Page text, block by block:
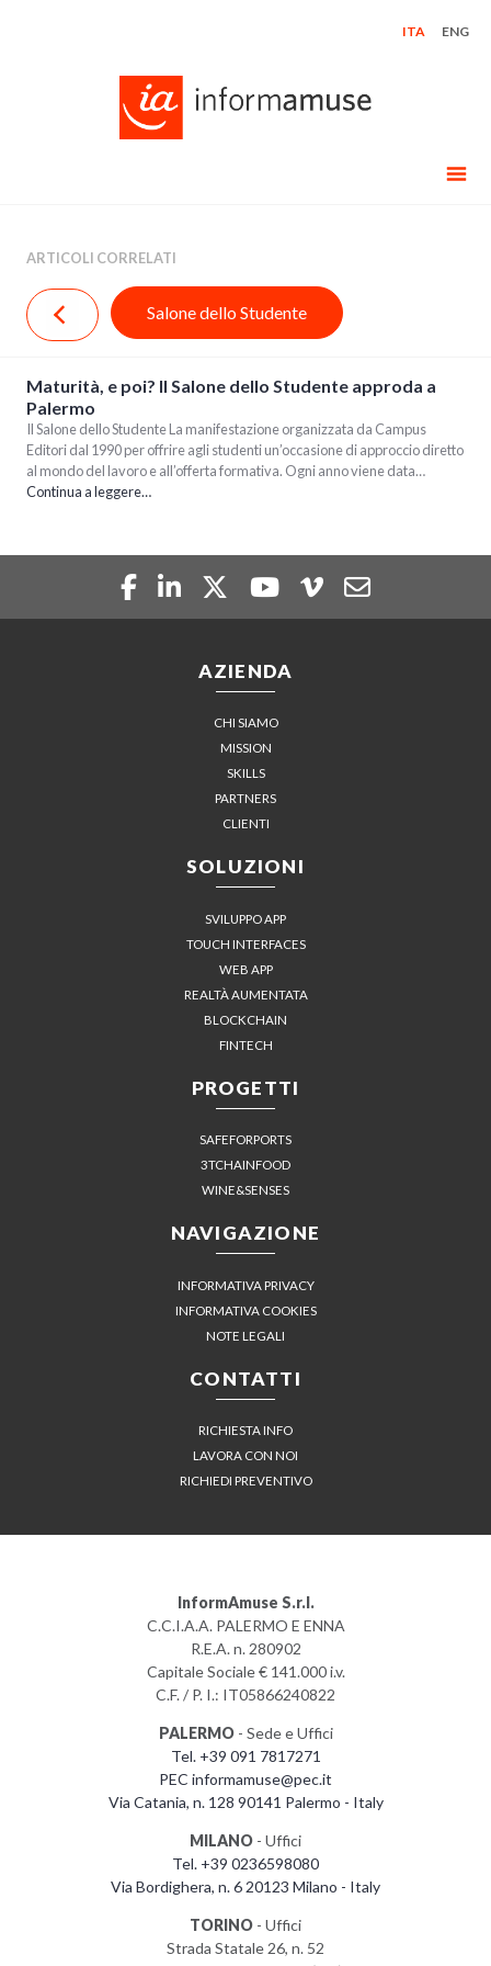
ITA ENG
ARTICOLI CORRELATI
Salone dello Studente
Maturità, e poi? Il Salone dello Studente approda a
Palermo
Il Salone dello Studente La manifestazione organizzata da Campus
Editori dal 1990 per offrire agli studenti un’occasione di approccio diretto
al mondo del lavoro e all’offerta formativa. Ogni anno viene data…
Continua a leggere…
AZIENDA
CHI SIAMO
MISSION
SKILLS
PARTNERS
CLIENTI
SOLUZIONI
SVILUPPO APP
TOUCH INTERFACES
WEB APP
REALTÀ AUMENTATA
BLOCKCHAIN
FINTECH
PROGETTI
SAFEFORPORTS
3TCHAINFOOD
WINE&SENSES
NAVIGAZIONE
INFORMATIVA PRIVACY
INFORMATIVA COOKIES
NOTE LEGALI
CONTATTI
RICHIESTA INFO
LAVORA CON NOI
RICHIEDI PREVENTIVO
InformAmuse S.r.l.
C.C.I.A.A. PALERMO E ENNA
R.E.A. n. 280902
Capitale Sociale € 141.000 i.v.
C.F. / P. I.: IT05866240822
PALERMO- Sede e Uffici
Tel. +39 091 7817271
PEC informamuse@pec.it
Via Catania, n. 128 90141 Palermo - Italy
MILANO - Uffici
Tel. +39 0236598080
Via Bordighera, n. 6 20123 Milano - Italy
TORINO - Uffici
Strada Statale 26, n. 52